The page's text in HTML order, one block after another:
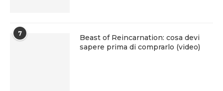
7
Beast of Reincarnation: cosa devi
sapere prima di comprarlo (video)